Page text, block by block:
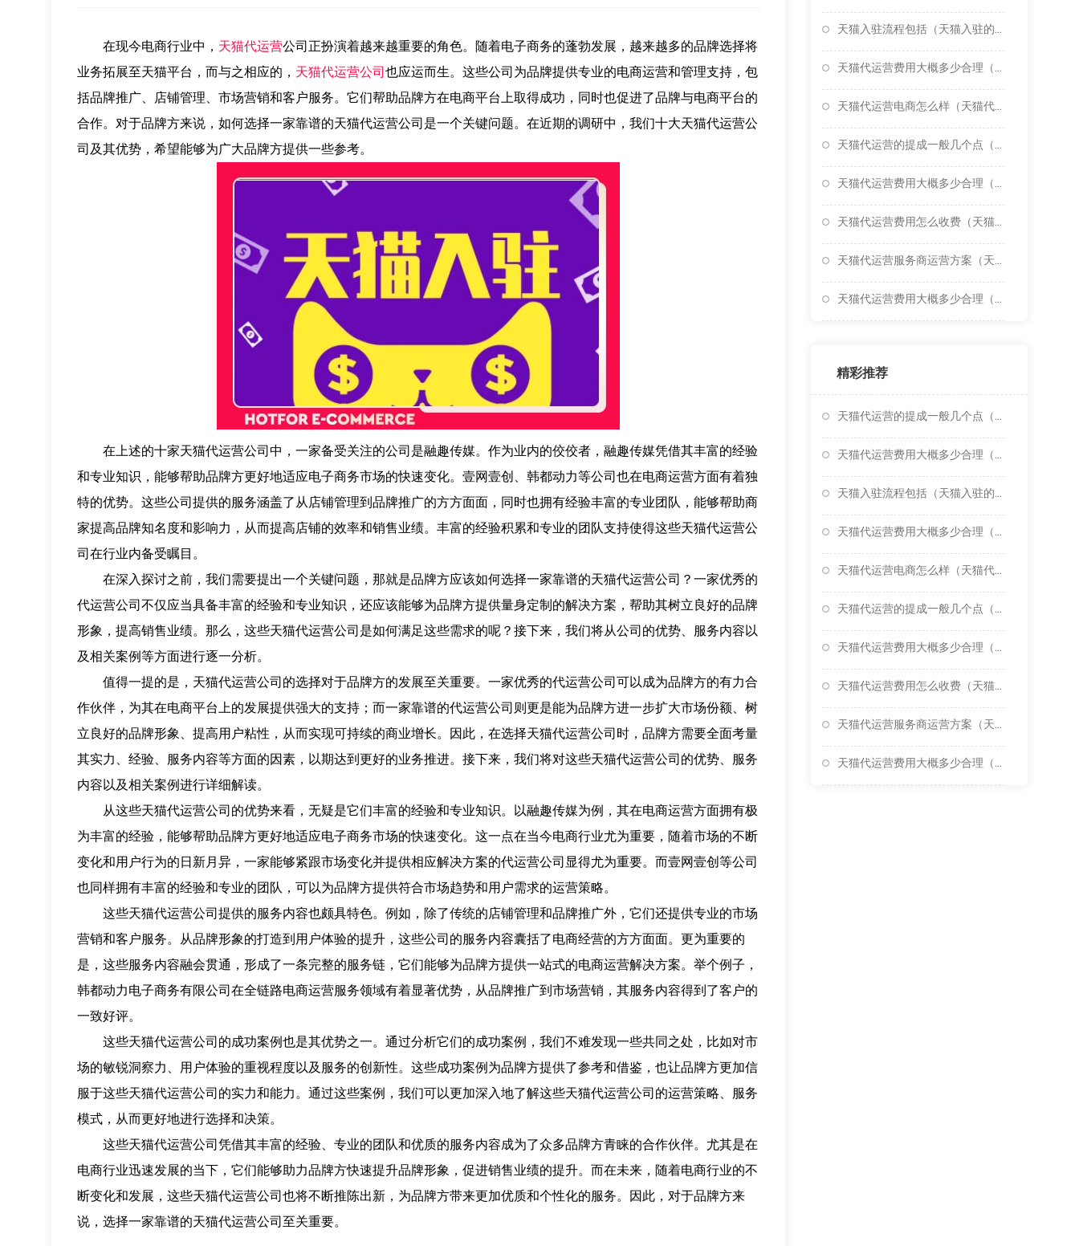
在现今电商行业中， 天猫代运营公司正扮演着越来越重要的角色。随着电子商务的蓬勃发展，越来越多的品牌选择将
业务拓展至天猫平台，而与之相应的， 天猫代运营公司也应运而生。这些公司为品牌提供专业的电商运营和管理支持，包
括品牌推广、店铺管理、市场营销和客户服务。它们帮助品牌方在电商平台上取得成功，同时也促进了品牌与电商平台的
合作。对于品牌方来说，如何选择一家靠谱的天猫代运营公司是一个关键问题。在近期的调研中，我们十大天猫代运营公
司及其优势，希望能够为广大品牌方提供一些参考。
在上述的十家天猫代运营公司中，一家备受关注的公司是融趣传媒。作为业内的佼佼者，融趣传媒凭借其丰富的经验
和专业知识，能够帮助品牌方更好地适应电子商务市场的快速变化。壹网壹创、韩都动力等公司也在电商运营方面有着独
特的优势。这些公司提供的服务涵盖了从店铺管理到品牌推广的方方面面，同时也拥有经验丰富的专业团队，能够帮助商
家提高品牌知名度和影响力，从而提高店铺的效率和销售业绩。丰富的经验积累和专业的团队支持使得这些天猫代运营公
司在行业内备受瞩目。
在深入探讨之前，我们需要提出一个关键问题，那就是品牌方应该如何选择一家靠谱的天猫代运营公司？一家优秀的
代运营公司不仅应当具备丰富的经验和专业知识，还应该能够为品牌方提供量身定制的解决方案，帮助其树立良好的品牌
形象，提高销售业绩。那么，这些天猫代运营公司是如何满足这些需求的呢？接下来，我们将从公司的优势、服务内容以
及相关案例等方面进行逐一分析。
值得一提的是，天猫代运营公司的选择对于品牌方的发展至关重要。一家优秀的代运营公司可以成为品牌方的有力合
作伙伴，为其在电商平台上的发展提供强大的支持；而一家靠谱的代运营公司则更是能为品牌方进一步扩大市场份额、树
立良好的品牌形象、提高用户粘性，从而实现可持续的商业增长。因此，在选择天猫代运营公司时，品牌方需要全面考量
其实力、经验、服务内容等方面的因素，以期达到更好的业务推进。接下来，我们将对这些天猫代运营公司的优势、服务
内容以及相关案例进行详细解读。
从这些天猫代运营公司的优势来看，无疑是它们丰富的经验和专业知识。以融趣传媒为例，其在电商运营方面拥有极
为丰富的经验，能够帮助品牌方更好地适应电子商务市场的快速变化。这一点在当今电商行业尤为重要，随着市场的不断
变化和用户行为的日新月异，一家能够紧跟市场变化并提供相应解决方案的代运营公司显得尤为重要。而壹网壹创等公司
也同样拥有丰富的经验和专业的团队，可以为品牌方提供符合市场趋势和用户需求的运营策略。
这些天猫代运营公司提供的服务内容也颇具特色。例如，除了传统的店铺管理和品牌推广外，它们还提供专业的市场
营销和客户服务。从品牌形象的打造到用户体验的提升，这些公司的服务内容囊括了电商经营的方方面面。更为重要的
是，这些服务内容融会贯通，形成了一条完整的服务链，它们能够为品牌方提供一站式的电商运营解决方案。举个例子，
韩都动力电子商务有限公司在全链路电商运营服务领域有着显著优势，从品牌推广到市场营销，其服务内容得到了客户的
一致好评。
这些天猫代运营公司的成功案例也是其优势之一。通过分析它们的成功案例，我们不难发现一些共同之处，比如对市
场的敏锐洞察力、用户体验的重视程度以及服务的创新性。这些成功案例为品牌方提供了参考和借鉴，也让品牌方更加信
服于这些天猫代运营公司的实力和能力。通过这些案例，我们可以更加深入地了解这些天猫代运营公司的运营策略、服务
模式，从而更好地进行选择和决策。
这些天猫代运营公司凭借其丰富的经验、专业的团队和优质的服务内容成为了众多品牌方青睐的合作伙伴。尤其是在
电商行业迅速发展的当下，它们能够助力品牌方快速提升品牌形象，促进销售业绩的提升。而在未来，随着电商行业的不
断变化和发展，这些天猫代运营公司也将不断推陈出新，为品牌方带来更加优质和个性化的服务。因此，对于品牌方来
说，选择一家靠谱的天猫代运营公司至关重要。
天猫入驻流程包括（天猫入驻的流程是怎样的）
天猫代运营费用大概多少合理（天猫运营代理怎么做）
天猫代运营电商怎么样（天猫代运营公司十大排名）
天猫代运营的提成一般几个点（天猫淘宝代运营公司）
天猫代运营费用大概多少合理（天猫运营代理）
天猫代运营费用怎么收费（天猫代运营网店公司）
天猫代运营服务商运营方案（天猫代运营收费标准）
天猫代运营费用大概多少合理（天猫代运营怎么做）
精彩推荐
天猫代运营的提成一般几个点（天猫代运营费用大概多少合
天猫代运营费用大概多少合理（天猫代运营一般多少钱）
天猫入驻流程包括（天猫入驻的流程是怎样的）
天猫代运营费用大概多少合理（天猫运营代理怎么做）
天猫代运营电商怎么样（天猫代运营公司十大排名）
天猫代运营的提成一般几个点（天猫淘宝代运营公司）
天猫代运营费用大概多少合理（天猫运营代理）
天猫代运营费用怎么收费（天猫代运营网店公司）
天猫代运营服务商运营方案（天猫代运营收费标准）
天猫代运营费用大概多少合理（天猫代运营怎么做）